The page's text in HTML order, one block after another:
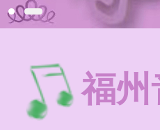
福州